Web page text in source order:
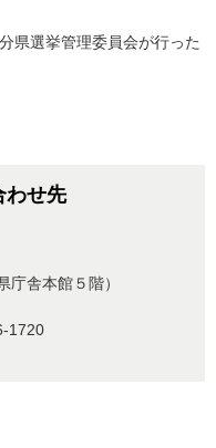
選挙管理委員会が行った
わせ先
庁舎本館５階）
1720